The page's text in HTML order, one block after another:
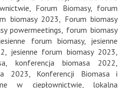
, Forum Biomasy, forum
biomasy 2023, Forum biomasy
powermeetings, forum biomasy
forum biomasy, jesienne
, jesienne forum biomasy 2023,
, konferencja biomasa 2022,
2023, Konferencji Biomasa i
w ciepłownictwie, lokalna